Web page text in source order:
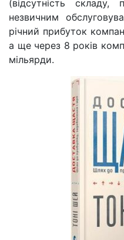
(відсутність складу,
незвичним
річний прибуток
а ще через 8 років
мільярди.